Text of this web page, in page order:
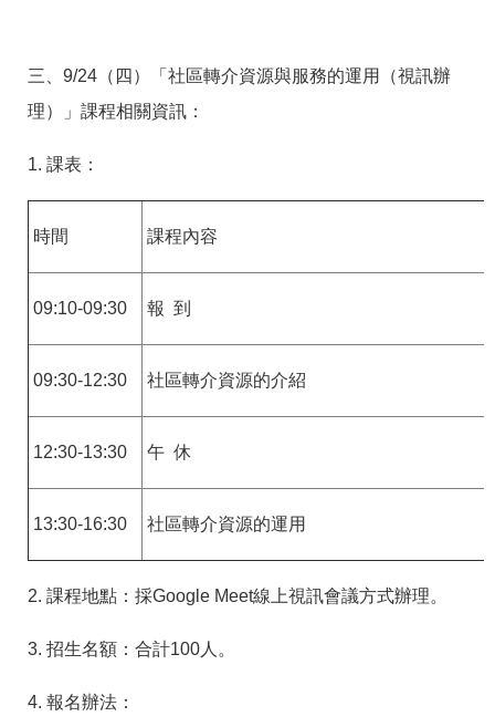
三、9/24（四）「社區轉介資源與服務的運用（視訊辦
理）」課程相關資訊：
1. 課表：
時間 課程內容
09:10-09:30 報 到
09:30-12:30 社區轉介資源的介紹
12:30-13:30 午 休
13:30-16:30 社區轉介資源的運用
2. 課程地點： 採Google Meet線上視訊會議方式辦理。
3. 招生名額：合計100人。
4. 報名辦法：